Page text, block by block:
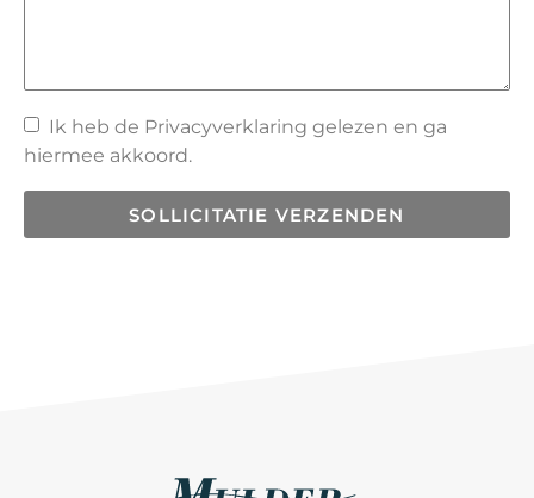
Ik heb de Privacyverklaring gelezen en ga
hiermee akkoord.
SOLLICITATIE VERZENDEN